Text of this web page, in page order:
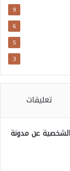
9
6
5
3
تعليقات
الشخصية عن مدونة